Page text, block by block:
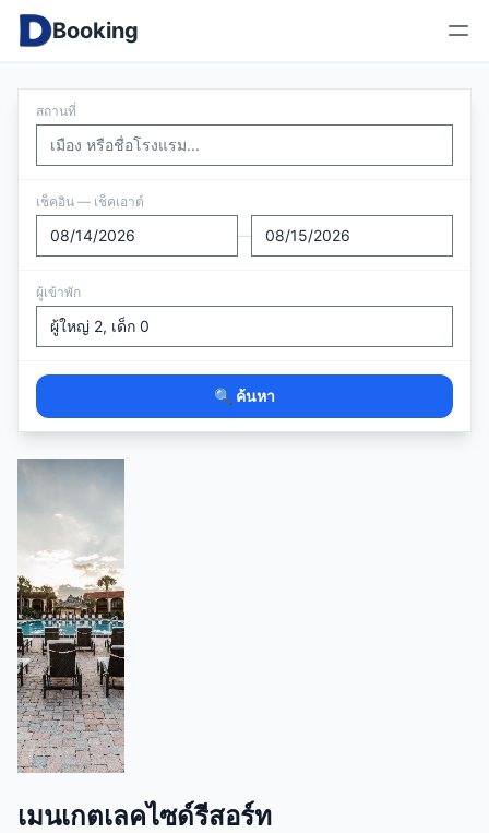
Booking
สถานที่
เช็คอิน — เช็คเอาต์
—
ผู้เข้าพัก
🔍 ค้นหา
เมนเกตเลคไซด์รีสอร์ท